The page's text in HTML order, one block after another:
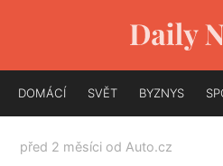
DOMÁCÍ SVĚT BYZNYS
před 2 měsíci od Auto.cz